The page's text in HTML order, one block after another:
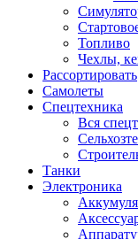
Топливо
Чехлы,
Рассортировать
Самолеты
Спецтехника
Вся
Танки
Электроника